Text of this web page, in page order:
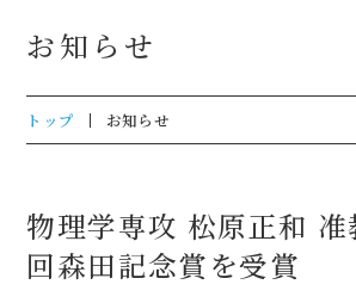
お知らせ
トップ お知らせ
物理学専攻 松原正和
回森田記念賞を受賞